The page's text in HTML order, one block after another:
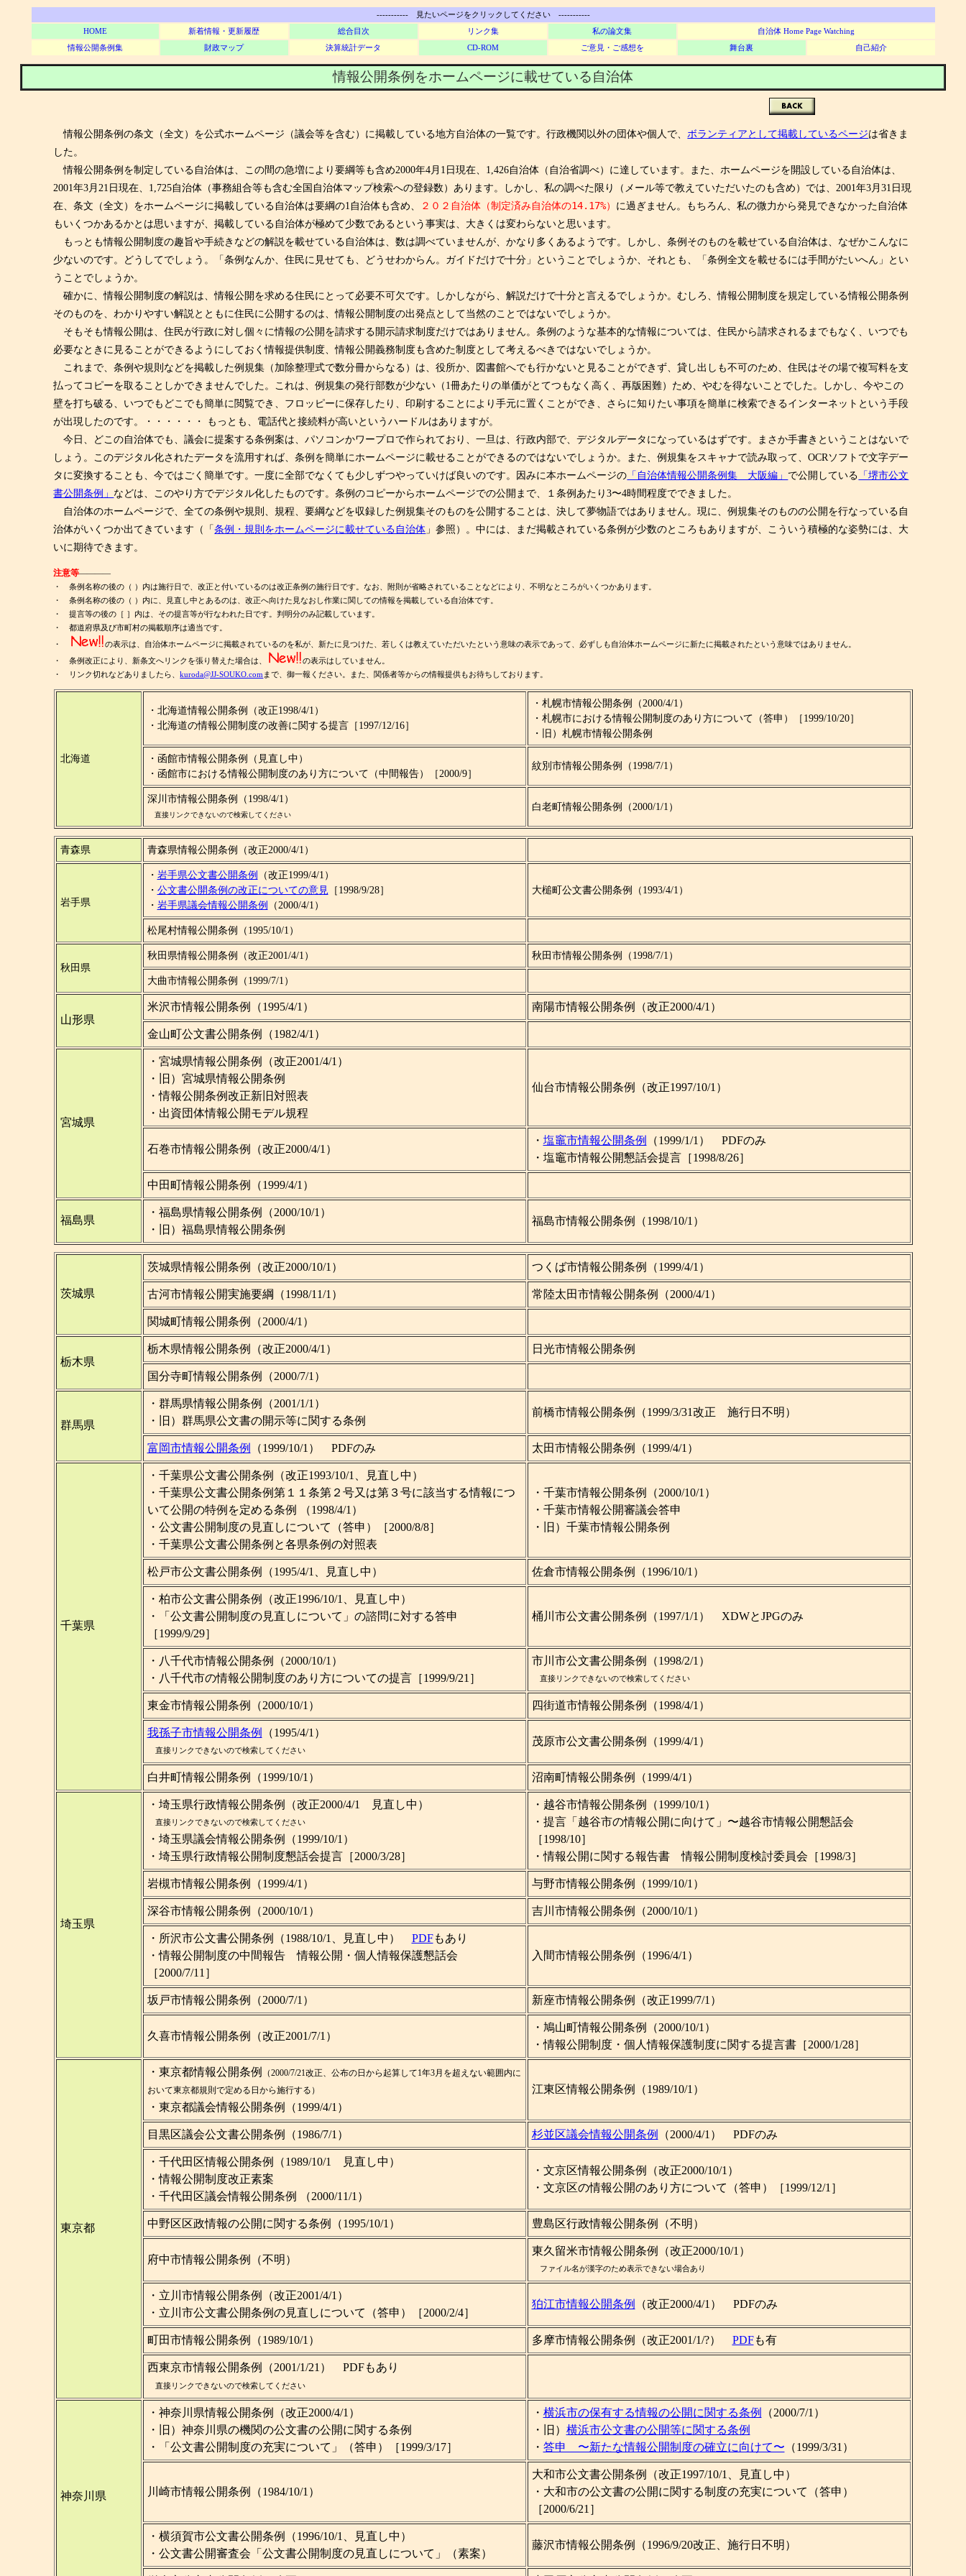
----------- 見たいページをクリックしてください -----------
HOME
新着情報・更新履歴 総合目次 リンク集 私の論文集
自治体 Home Page Watching
情報公開条例集
財政マップ 決算統計データ CD-ROM ご意見・ご感想を 舞台裏 自己紹介
情報公開条例をホームページに載せている自治体
情報公開条例の条文（全文）を公式ホームページ（議会等を含む）に掲載している地方自治体の一覧です。行政機関以外の団体や個人で、 ボランティアとして掲載しているページは省きま
した。
情報公開条例を制定している自治体は、この間の急増により要綱等も含め2000年4月1日現在、1,426自治体（自治省調べ）に達しています。また、ホームページを開設している自治体は、
2001年3月21日現在、1,725自治体（事務組合等も含む全国自治体マップ検索への登録数）あります。しかし、私の調べた限り（メール等で教えていただいたのも含め）では、2001年3月31日現
在、条文（全文）をホームページに掲載している自治体は要綱の1自治体も含め、
２０２自治体（制定済み自治体の14.17%） に過ぎません。もちろん、私の微力から発見できなかった自治体
もいくつかあるかとは思いますが、掲載している自治体が極めて少数であるという事実は、大きくは変わらないと思います。
もっとも情報公開制度の趣旨や手続きなどの解説を載せている自治体は、数は調べていませんが、かなり多くあるようです。しかし、条例そのものを載せている自治体は、なぜかこんなに
少ないのです。どうしてでしょう。「条例なんか、住民に見せても、どうせわからん。ガイドだけで十分」ということでしょうか、それとも、「条例全文を載せるには手間がたいへん」とい
うことでしょうか。
確かに、情報公開制度の解説は、情報公開を求める住民にとって必要不可欠です。しかしながら、解説だけで十分と言えるでしょうか。むしろ、情報公開制度を規定している情報公開条例
そのものを、わかりやすい解説とともに住民に公開するのは、情報公開制度の出発点として当然のことではないでしょうか。
そもそも情報公開は、住民が行政に対し個々に情報の公開を請求する開示請求制度だけではありません。条例のような基本的な情報については、住民から請求されるまでもなく、いつでも
必要なときに見ることができるようにしておく情報提供制度、情報公開義務制度も含めた制度として考えるべきではないでしょうか。
これまで、条例や規則などを掲載した例規集（加除整理式で数分冊からなる）は、役所か、図書館へでも行かないと見ることができず、貸し出しも不可のため、住民はその場で複写料を支
払ってコピーを取ることしかできませんでした。これは、例規集の発行部数が少ない（1冊あたりの単価がとてつもなく高く、再版困難）ため、やむを得ないことでした。しかし、今やこの
壁を打ち破る、いつでもどこでも簡単に閲覧でき、フロッピーに保存したり、印刷することにより手元に置くことができ、さらに知りたい事項を簡単に検索できるインターネットという手段
が出現したのです。・・・・・・ もっとも、電話代と接続料が高いというハードルはありますが。
今日、どこの自治体でも、議会に提案する条例案は、パソコンかワープロで作られており、一旦は、行政内部で、デジタルデータになっているはずです。まさか手書きということはないで
しょう。このデジタル化されたデータを流用すれば、条例を簡単にホームページに載せることができるのではないでしょうか。また、例規集をスキャナで読み取って、OCRソフトで文字デー
タに変換することも、今ではごく簡単です。一度に全部でなくても少しずつやっていけば良いのです。因みに本ホームページの 「自治体情報公開条例集 大阪編」 で公開している 「堺市公文
書公開条例」 などは、このやり方でデジタル化したものです。条例のコピーからホームページでの公開まで、１条例あたり3〜4時間程度でできました。
自治体のホームページで、全ての条例や規則、規程、要綱などを収録した例規集そのものを公開することは、決して夢物語ではありません。現に、例規集そのものの公開を行なっている自
治体がいくつか出てきています（「条例・規則をホームページに載せている自治体 」参照）。中には、まだ掲載されている条例が少数のところもありますが、こういう積極的な姿勢には、大
いに期待できます。
注意等――――
・ 条例名称の後の（ ）内は施行日で、改正と付いているのは改正条例の施行日です。なお、附則が省略されていることなどにより、不明なところがいくつかあります。
・ 条例名称の後の（ ）内に、見直し中とあるのは、改正へ向けた見なおし作業に関しての情報を掲載している自治体です。
・ 提言等の後の［ ］内は、その提言等が行なわれた日です。判明分のみ記載しています。
・ 都道府県及び市町村の掲載順序は適当です。
・
の表示は、自治体ホームページに掲載されているのを私が、新たに見つけた、若しくは教えていただいたという意味の表示であって、必ずしも自治体ホームページに新たに掲載されたという意味ではありません。
・ 条例改正により、新条文へリンクを張り替えた場合は、
の表示はしていません。
・ リンク切れなどありましたら、kuroda@JJ-SOUKO.com まで、御一報ください。また、関係者等からの情報提供もお待ちしております。
北海道
・北海道情報公開条例（改正1998/4/1）
・北海道の情報公開制度の改善に関する提言［1997/12/16］
・札幌市情報公開条例（2000/4/1）
・札幌市における情報公開制度のあり方について（答申）［1999/10/20］
・旧）札幌市情報公開条例
・函館市情報公開条例（見直し中）
・函館市における情報公開制度のあり方について（中間報告）［2000/9］
紋別市情報公開条例（1998/7/1）
深川市情報公開条例（1998/4/1）
直接リンクできないので検索してください
白老町情報公開条例（2000/1/1）
青森県 青森県情報公開条例（改正2000/4/1）
岩手県
・ 岩手県公文書公開条例
（改正1999/4/1）
・ 公文書公開条例の改正についての意見 ［1998/9/28］
・ 岩手県議会情報公開条例 （2000/4/1）
大槌町公文書公開条例（1993/4/1）
松尾村情報公開条例（1995/10/1）
秋田県
秋田県情報公開条例（改正2001/4/1） 秋田市情報公開条例（1998/7/1）
大曲市情報公開条例（1999/7/1）
山形県
米沢市情報公開条例（1995/4/1） 南陽市情報公開条例（改正2000/4/1）
金山町公文書公開条例（1982/4/1）
宮城県
・宮城県情報公開条例（改正2001/4/1）
・旧）宮城県情報公開条例
・情報公開条例改正新旧対照表
・出資団体情報公開モデル規程
仙台市情報公開条例（改正1997/10/1）
石巻市情報公開条例（改正2000/4/1）
・ 塩竈市情報公開条例
（1999/1/1） PDFのみ
・塩竈市情報公開懇話会提言［1998/8/26］
中田町情報公開条例（1999/4/1）
福島県
・福島県情報公開条例（2000/10/1）
・旧）福島県情報公開条例
福島市情報公開条例（1998/10/1）
茨城県
茨城県情報公開条例（改正2000/10/1） つくば市情報公開条例（1999/4/1）
古河市情報公開実施要綱（1998/11/1） 常陸太田市情報公開条例（2000/4/1）
関城町情報公開条例（2000/4/1）
栃木県
栃木県情報公開条例（改正2000/4/1） 日光市情報公開条例
国分寺町情報公開条例（2000/7/1）
群馬県
・群馬県情報公開条例（2001/1/1）
・旧）群馬県公文書の開示等に関する条例
前橋市情報公開条例（1999/3/31改正 施行日不明）
富岡市情報公開条例 （1999/10/1） PDFのみ 太田市情報公開条例（1999/4/1）
千葉県
・千葉県公文書公開条例（改正1993/10/1、見直し中）
・千葉県公文書公開条例第１１条第２号又は第３号に該当する情報につ
いて公開の特例を定める条例 （1998/4/1）
・公文書公開制度の見直しについて（答申）［2000/8/8］
・千葉県公文書公開条例と各県条例の対照表
・千葉市情報公開条例（2000/10/1）
・千葉市情報公開審議会答申
・旧）千葉市情報公開条例
松戸市公文書公開条例（1995/4/1、見直し中） 佐倉市情報公開条例（1996/10/1）
・柏市公文書公開条例（改正1996/10/1、見直し中）
・「公文書公開制度の見直しについて」の諮問に対する答申
［1999/9/29］
桶川市公文書公開条例（1997/1/1） XDWとJPGのみ
・八千代市情報公開条例（2000/10/1）
・八千代市の情報公開制度のあり方についての提言［1999/9/21］
市川市公文書公開条例（1998/2/1）
直接リンクできないので検索してください
東金市情報公開条例（2000/10/1） 四街道市情報公開条例（1998/4/1）
我孫子市情報公開条例 （1995/4/1）
直接リンクできないので検索してください
茂原市公文書公開条例（1999/4/1）
白井町情報公開条例（1999/10/1） 沼南町情報公開条例（1999/4/1）
埼玉県
・埼玉県行政情報公開条例（改正2000/4/1 見直し中）
直接リンクできないので検索してください
・埼玉県議会情報公開条例（1999/10/1）
・埼玉県行政情報公開制度懇話会提言［2000/3/28］
・越谷市情報公開条例（1999/10/1）
・提言「越谷市の情報公開に向けて」〜越谷市情報公開懇話会
［1998/10］
・情報公開に関する報告書 情報公開制度検討委員会［1998/3］
岩槻市情報公開条例（1999/4/1） 与野市情報公開条例（1999/10/1）
深谷市情報公開条例（2000/10/1） 吉川市情報公開条例（2000/10/1）
・所沢市公文書公開条例（1988/10/1、見直し中） PDFもあり
・情報公開制度の中間報告 情報公開・個人情報保護懇話会
［2000/7/11］
入間市情報公開条例（1996/4/1）
坂戸市情報公開条例（2000/7/1） 新座市情報公開条例（改正1999/7/1）
久喜市情報公開条例（改正2001/7/1）
・鳩山町情報公開条例（2000/10/1）
・情報公開制度・個人情報保護制度に関する提言書［2000/1/28］
東京都
・東京都情報公開条例
（2000/7/21改正、公布の日から起算して1年3月を超えない範囲内に
おいて東京都規則で定める日から施行する）
・東京都議会情報公開条例（1999/4/1）
江東区情報公開条例（1989/10/1）
目黒区議会公文書公開条例（1986/7/1） 杉並区議会情報公開条例 （2000/4/1） PDFのみ
・千代田区情報公開条例（1989/10/1 見直し中）
・情報公開制度改正素案
・千代田区議会情報公開条例 （2000/11/1）
・文京区情報公開条例（改正2000/10/1）
・文京区の情報公開のあり方について（答申）［1999/12/1］
中野区区政情報の公開に関する条例（1995/10/1） 豊島区行政情報公開条例（不明）
府中市情報公開条例（不明）
東久留米市情報公開条例（改正2000/10/1）
ファイル名が漢字のため表示できない場合あり
・立川市情報公開条例（改正2001/4/1）
・立川市公文書公開条例の見直しについて（答申）［2000/2/4］
狛江市情報公開条例 （改正2000/4/1） PDFのみ
町田市情報公開条例（1989/10/1） 多摩市情報公開条例（改正2001/1/?） PDFも有
西東京市情報公開条例（2001/1/21） PDFもあり
直接リンクできないので検索してください
神奈川県
・神奈川県情報公開条例（改正2000/4/1）
・旧）神奈川県の機関の公文書の公開に関する条例
・「公文書公開制度の充実について」（答申）［1999/3/17］
・ 横浜市の保有する情報の公開に関する条例
（2000/7/1）
・旧） 横浜市公文書の公開等に関する条例
・ 答申 〜新たな情報公開制度の確立に向けて〜 （1999/3/31）
川崎市情報公開条例（1984/10/1）
大和市公文書公開条例（改正1997/10/1、見直し中）
・大和市の公文書の公開に関する制度の充実について（答申）
［2000/6/21］
・横須賀市公文書公開条例（1996/10/1、見直し中）
・公文書公開審査会「公文書公開制度の見直しについて」（素案）
藤沢市情報公開条例（1996/9/20改正、施行日不明）